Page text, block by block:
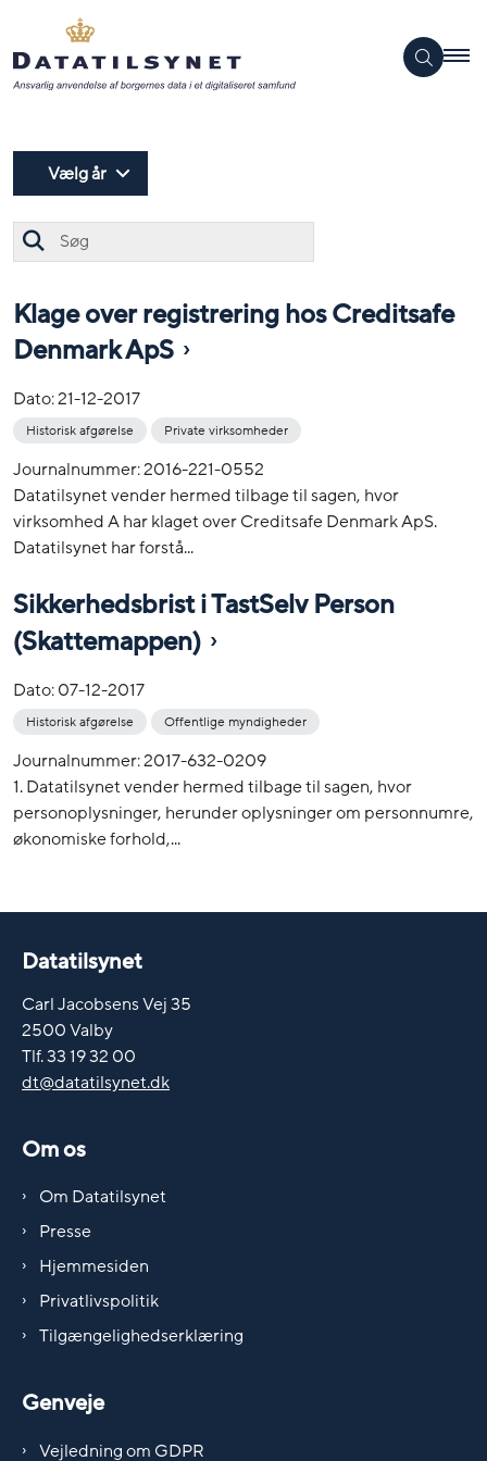
Vælg år
Klage over registrering hos Creditsafe
Denmark ApS
Dato:21-12-2017
Historisk afgørelse Private virksomheder
Journalnummer: 2016-221-0552
Datatilsynet vender hermed tilbage til sagen, hvor
virksomhed A har klaget over Creditsafe Denmark ApS.
Datatilsynet har forstå...
Sikkerhedsbrist i TastSelv Person
(Skattemappen)
Dato:07-12-2017
Historisk afgørelse Offentlige myndigheder
Journalnummer: 2017-632-0209
1. Datatilsynet vender hermed tilbage til sagen, hvor
personoplysninger, herunder oplysninger om personnumre,
økonomiske forhold,...
Datatilsynet
Carl Jacobsens Vej 35
2500 Valby
Tlf. 33 19 32 00
dt@datatilsynet.dk
Om os
Om Datatilsynet
Presse
Hjemmesiden
Privatlivspolitik
Tilgængelighedserklæring
Genveje
Vejledning om GDPR